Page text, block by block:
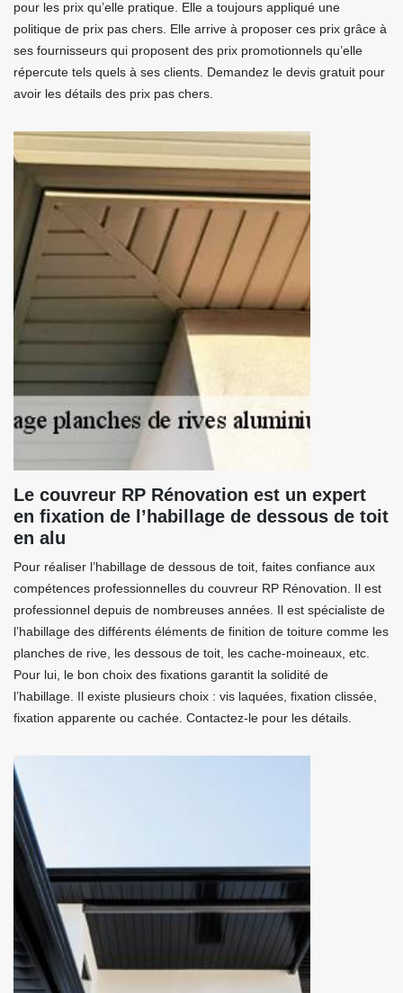
pour les prix qu’elle pratique. Elle a toujours appliqué une
politique de prix pas chers. Elle arrive à proposer ces prix grâce à
ses fournisseurs qui proposent des prix promotionnels qu’elle
répercute tels quels à ses clients. Demandez le devis gratuit pour
avoir les détails des prix pas chers.
Le couvreur RP Rénovation est un expert
en fixation de l’habillage de dessous de toit
en alu
Pour réaliser l’habillage de dessous de toit, faites confiance aux
compétences professionnelles du couvreur RP Rénovation. Il est
professionnel depuis de nombreuses années. Il est spécialiste de
l’habillage des différents éléments de finition de toiture comme les
planches de rive, les dessous de toit, les cache-moineaux, etc.
Pour lui, le bon choix des fixations garantit la solidité de
l’habillage. Il existe plusieurs choix : vis laquées, fixation clissée,
fixation apparente ou cachée. Contactez-le pour les détails.